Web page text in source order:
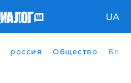
UA
россия Общество